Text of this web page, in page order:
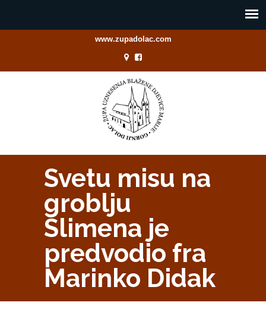
www.zupadolac.com
Svetu misu na
groblju
Slimena je
predvodio fra
Marinko Didak